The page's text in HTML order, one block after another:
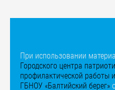
При использовании
Городского центра
профилактической работы
ГБНОУ «Балтийский берег»